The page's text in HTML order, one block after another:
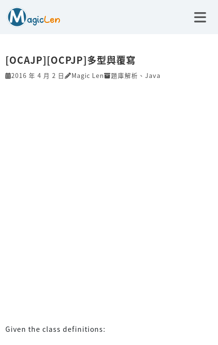
[OCAJP][OCPJP]多型與覆寫
2016 年 4 月 2 日 Magic Len 題庫解析 、 Java
Given the class definitions: